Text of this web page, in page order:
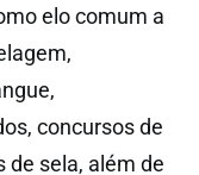
elo comum a
concursos de
de sela, além de